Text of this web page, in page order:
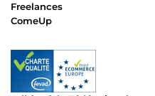
Freelances
ComeUp